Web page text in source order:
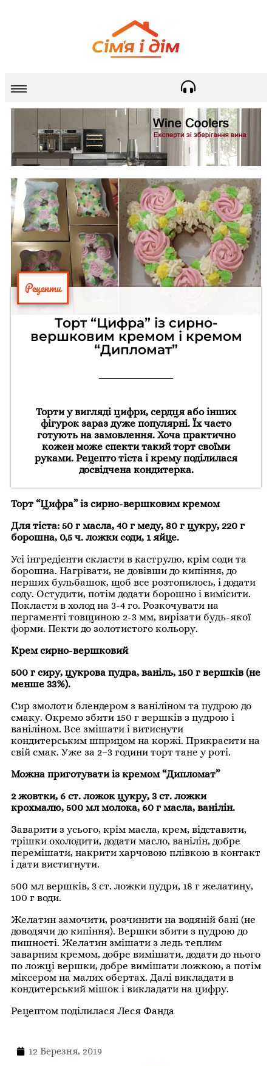
Рецепти
Торт “Цифра” із сирно-
вершковим кремом і кремом
“Дипломат”
Торти у вигляді цифри, сердця або інших
фігурок зараз дуже популярні. Їх часто
готують на замовлення. Хоча практично
кожен може спекти такий торт своїми
руками. Рецепто тіста і крему поділилася
досвідчена кондитерка.
Торт “Цифра” із сирно-вершковим кремом
Для тіста: 50 г масла, 40 г меду, 80 г цукру, 220 г
борошна, 0,5 ч. ложки соди, 1 яйце.
Усі інгредієнти скласти в каструлю, крім соди та
борошна. Нагрівати, не довівши до кипіння, до
перших бульбашок, щоб все розтопилось, і додати
соду. Остудити, потім додати борошно і вимісити.
Покласти в холод на 3-4 го. Розкочувати на
пергаменті товщиною 2-3 мм, вирізати будь-якої
форми. Пекти до золотистого кольору.
Крем сирно-вершковий
500 г сиру, цукрова пудра, ваніль, 150 г вершків (не
менше 33%).
Сир змолоти блендером з ваніліном та пудрою до
смаку. Окремо збити 150 г вершків з пудрою і
ваніліном. Все змішати і витиснути
кондитерським шприцом на коржі. Прикрасити на
свій смак. Уже за 2–3 години торт тане у роті.
Можна приготувати із кремом “Дипломат”
2 жовтки, 6 ст. ложок цукру, 3 ст. ложки
крохмалю, 500 мл молока, 60 г масла, ванілін.
Заварити з усього, крім масла, крем, відставити,
трішки охолодити, додати масло, ванілін, добре
перемішати, накрити харчовою плівкою в контакт
і дати вистигнути.
500 мл вершків, 3 ст. ложки пудри, 18 г желатину,
100 г води.
Желатин замочити, розчинити на водяній бані (не
доводячи до кипіння). Вершки збити з пудрою до
пишності. Желатин змішати з ледь теплим
заварним кремом, добре вимішати, додати до нього
по ложці вершки, добре вимішати ложкою, а потім
міксером на малих обертах. Далі викладати в
кондитерський мішок і викладати на цифру.
Рецептом поділилася Леся Фанда
12 Березня, 2019